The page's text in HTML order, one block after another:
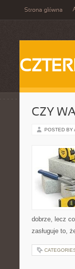
Strona główna
CZY
POSTED BY
dobrze, lecz
zasługuje to,